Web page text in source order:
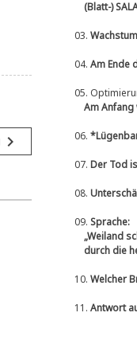
navigate_next
(Blatt-)
03. Wachstum
04. Am Ende
05.
Am Anfang
06.
07. Der Tod
08.
09. Sprache:
„Weiland
durch die
10. Welcher
11. Antwort